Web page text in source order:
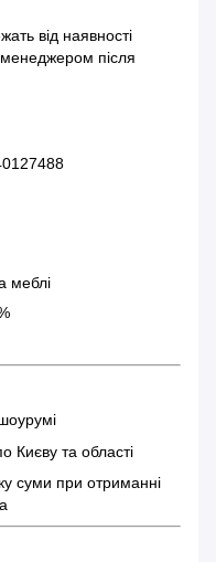
від наявності
після
меблі
Києву та області
суми при отриманні